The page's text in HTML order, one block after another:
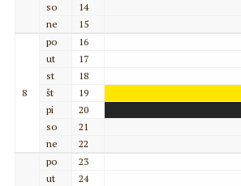
so
14
ne
15
8
po
16
ut
17
st
18
št
19
pi
20
so
21
ne
22
po
23
ut
24